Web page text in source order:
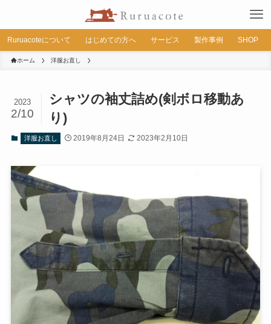
Ruruacoteについて はじめての方へ サービス 製作事例 SHOP
ホーム 洋服お直し
シャツの袖丈詰め(剣ボロ移動あ
り)
2023
2/10
洋服お直し 2019年8月24日 2023年2月10日